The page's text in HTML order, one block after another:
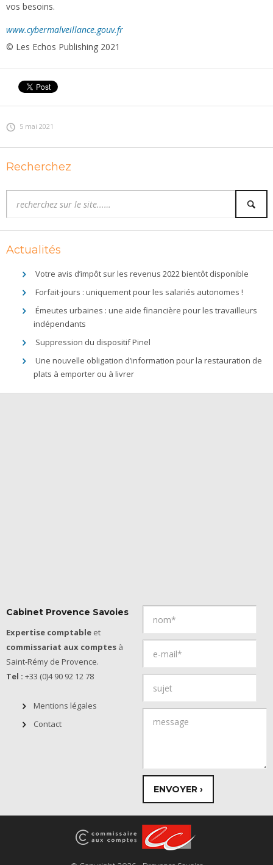
vos besoins.
www.cybermalveillance.gouv.fr
© Les Echos Publishing 2021
5 mai 2021
Recherchez
Actualités
Votre avis d’impôt sur les revenus 2022 bientôt disponible
Forfait-jours : uniquement pour les salariés autonomes !
Émeutes urbaines : une aide financière pour les travailleurs
indépendants
Suppression du dispositif Pinel
Une nouvelle obligation d’information pour la restauration de
plats à emporter ou à livrer
Cabinet Provence Savoies
Expertise comptable et
commissariat aux comptes à
Saint-Rémy de Provence.
Tel : +33 (0)4 90 92 12 78
Mentions légales
Contact